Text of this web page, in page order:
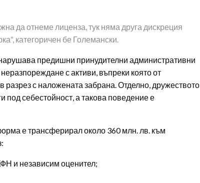
да отнеме лиценза, тук няма друга дискреция
категоричен бе Големански.
предишни принудителни административни
с активи, въпреки която от
с наложената забрана. Отделно, дружеството
под себестойност, а такова поведение е
е трансферирал около 360 млн. лв. към
и независим оценител;